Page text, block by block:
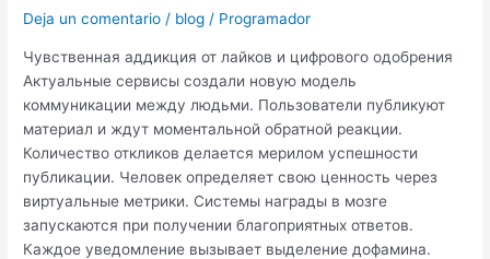
Deja un comentario / blog / Programador
Чувственная аддикция от лайков и цифрового одобрения
Актуальные сервисы создали новую модель
коммуникации между людьми. Пользователи публикуют
материал и ждут моментальной обратной реакции.
Количество откликов делается мерилом успешности
публикации. Человек определяет свою ценность через
виртуальные метрики. Системы награды в мозге
запускаются при получении благоприятных ответов.
Каждое уведомление вызывает выделение дофамина.
лайков
цифрового
одобрения